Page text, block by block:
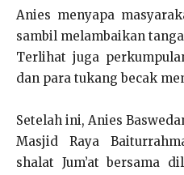
Anies menyapa
sambil melambaikan
Terlihat juga
dan para tukang becak
Setelah ini, Anies
Masjid Raya
shalat Jum’at bersama